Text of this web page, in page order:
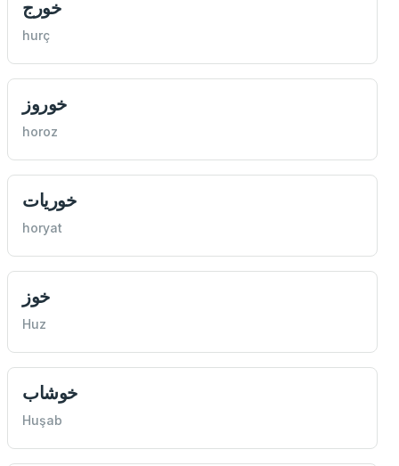
خورج
hurç
خوروز
horoz
خوريات
horyat
خوز
Huz
خوشاب
Huşab